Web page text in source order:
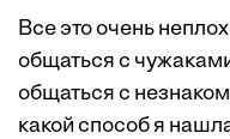
Все это очень
общаться с
общаться с
какой способ я